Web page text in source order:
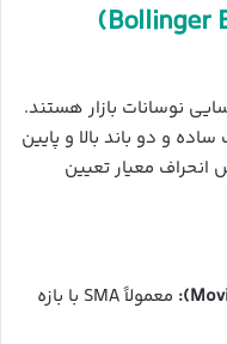
نوسانات بازار هستند.
و دو باند بالا و پایین
انحراف معیار تعیین
معمولاً SMA با بازه